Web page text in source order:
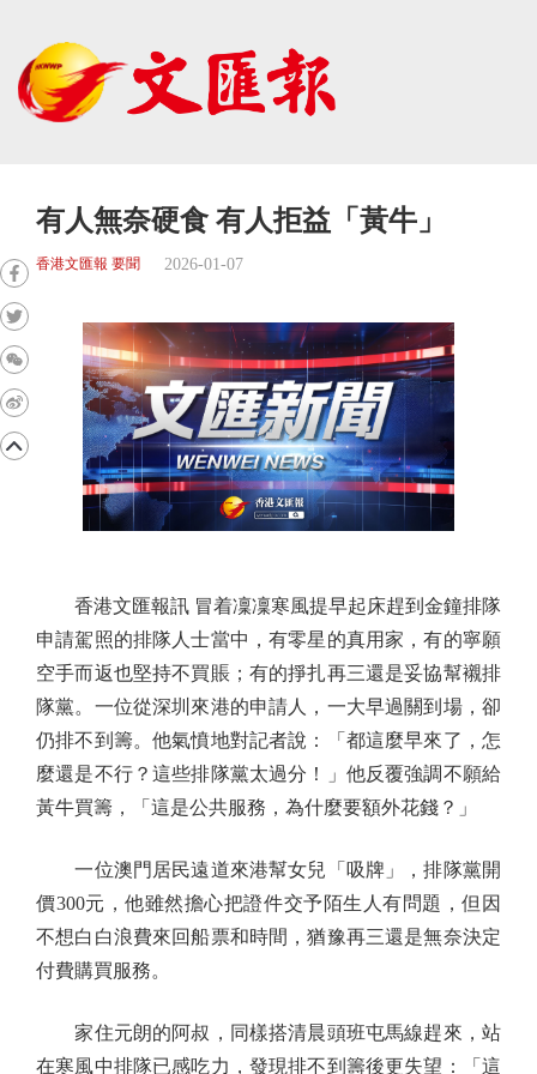
有人無奈硬食 有人拒益「黃牛」
香港文匯報 要聞 2026-01-07
香港文匯報訊 冒着凜凜寒風提早起床趕到金鐘排隊
申請駕照的排隊人士當中，有零星的真用家，有的寧願
空手而返也堅持不買賬；有的掙扎再三還是妥協幫襯排
隊黨。一位從深圳來港的申請人，一大早過關到場，卻
仍排不到籌。他氣憤地對記者說：「都這麼早來了，怎
麼還是不行？這些排隊黨太過分！」他反覆強調不願給
黃牛買籌，「這是公共服務，為什麼要額外花錢？」
一位澳門居民遠道來港幫女兒「吸牌」，排隊黨開
價300元，他雖然擔心把證件交予陌生人有問題，但因
不想白白浪費來回船票和時間，猶豫再三還是無奈決定
付費購買服務。
家住元朗的阿叔，同樣搭清晨頭班屯馬線趕來，站
在寒風中排隊已感吃力，發現排不到籌後更失望：「這